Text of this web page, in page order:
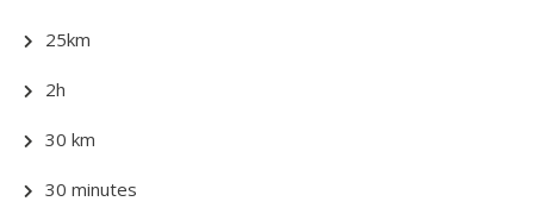
25km
2h
30 km
30 minutes